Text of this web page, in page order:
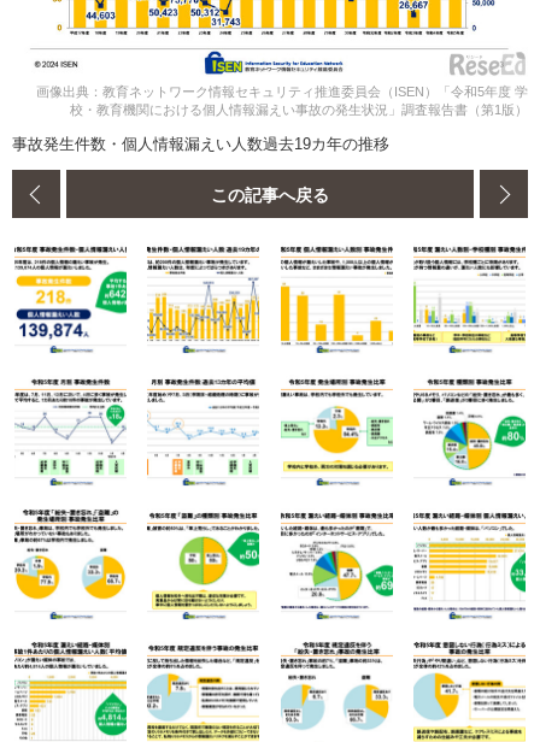
画像出典：教育ネットワーク情報セキュリティ推進委員会（ISEN）「令和5年度 学
校・教育機関における個人情報漏えい事故の発生状況」調査報告書（第1版）
事故発生件数・個人情報漏えい人数過去19カ年の推移
この記事へ戻る